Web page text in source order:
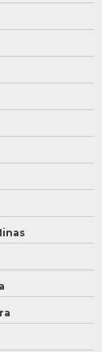
fluido térmico
de
térmico